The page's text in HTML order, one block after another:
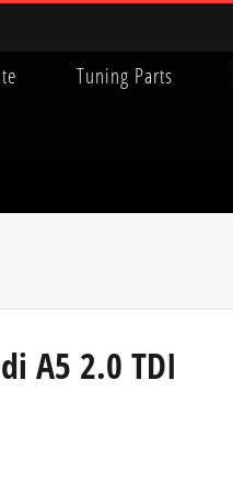
Tuning Parts
A5 2.0 TDI